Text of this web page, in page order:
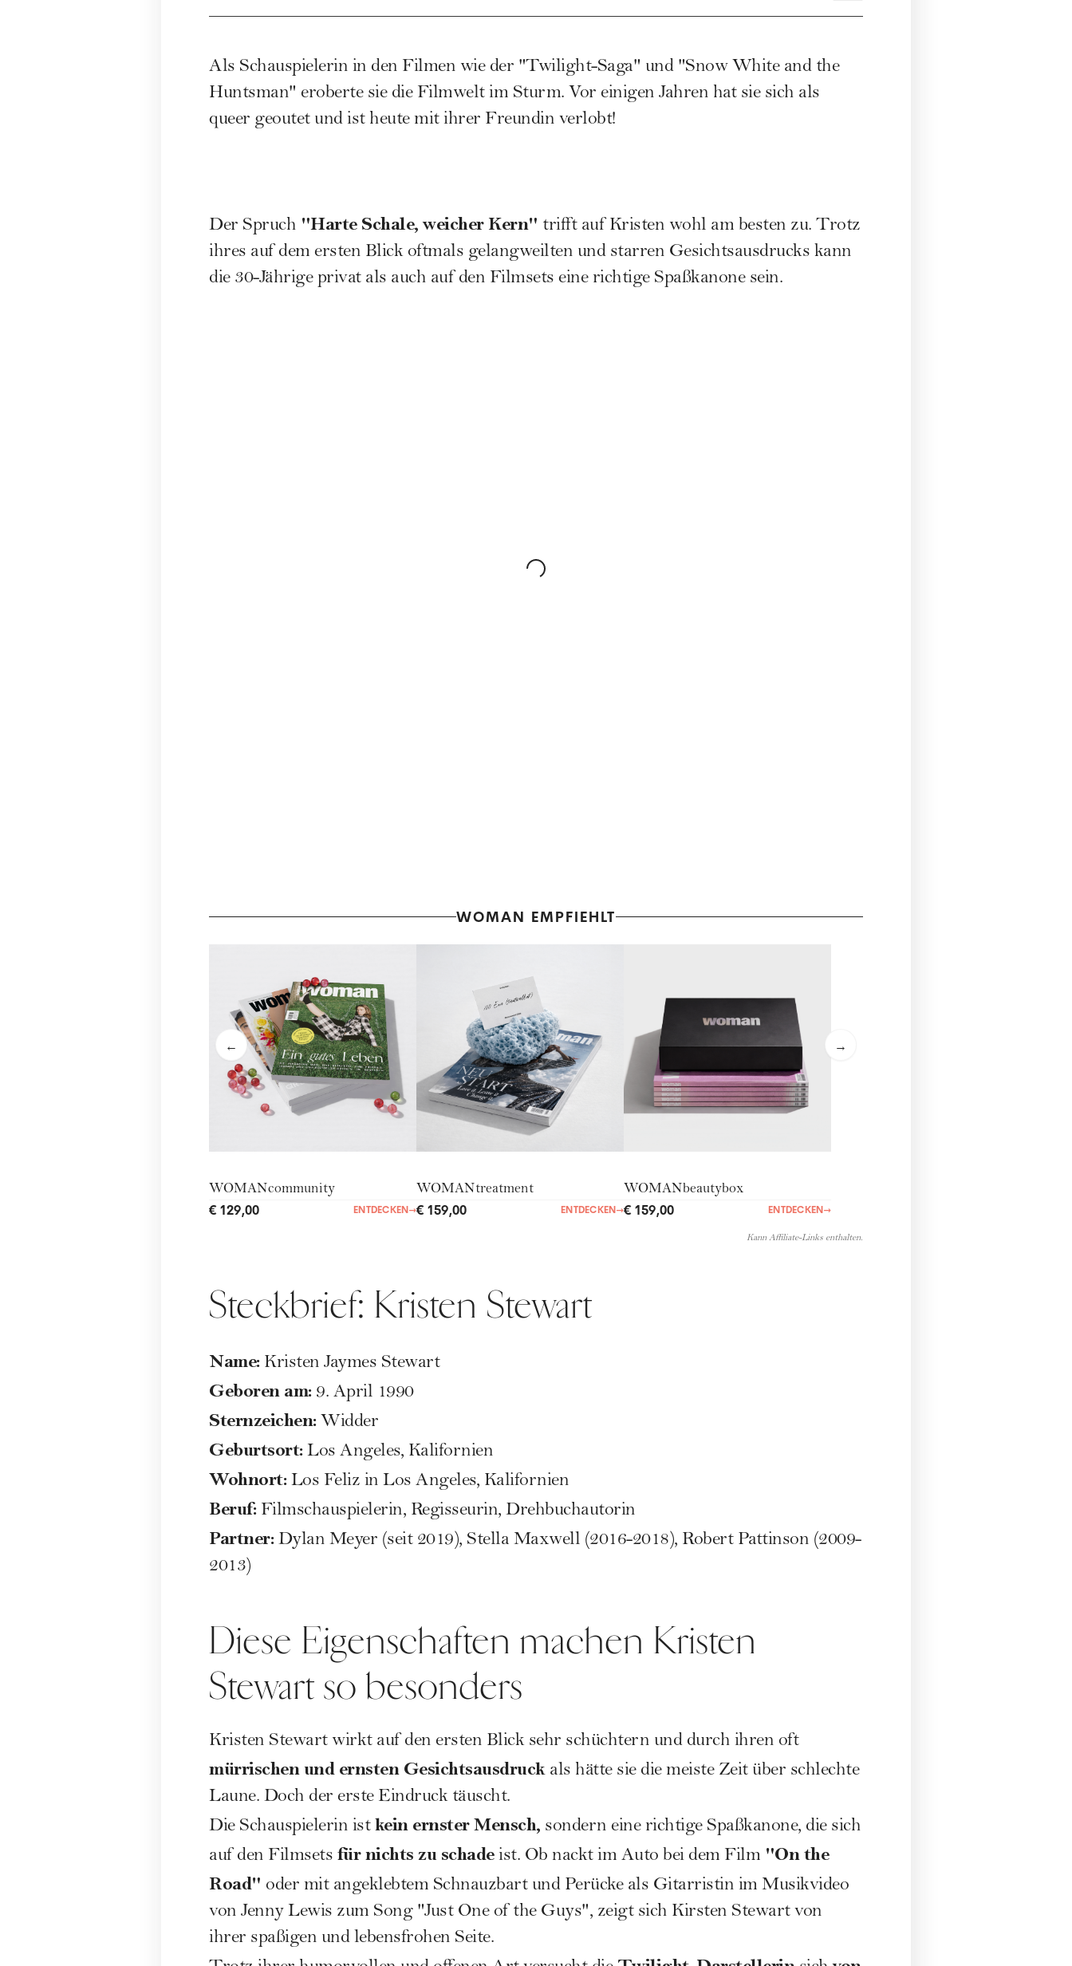
Als Schauspielerin in den Filmen wie der "Twilight-Saga" und "Snow White and the
Huntsman" eroberte sie die Filmwelt im Sturm. Vor einigen Jahren hat sie sich als
queer geoutet und ist heute mit ihrer Freundin verlobt!
Der Spruch "Harte Schale, weicher Kern" trifft auf Kristen wohl am besten zu. Trotz
ihres auf dem ersten Blick oftmals gelangweilten und starren Gesichtsausdrucks kann
die 30-Jährige privat als auch auf den Filmsets eine richtige Spaßkanone sein.
WOMAN EMPFIEHLT
← →
WOMANcommunity
€ 129,00 ENTDECKEN→
WOMANtreatment
€ 159,00 ENTDECKEN→
WOMANbeautybox
€ 159,00 ENTDECKEN→
Kann Affiliate-Links enthalten.
Steckbrief: Kristen Stewart
Name:Kristen Jaymes Stewart
Geboren am:9. April 1990
Sternzeichen: Widder
Geburtsort:Los Angeles, Kalifornien
Wohnort: Los Feliz in Los Angeles, Kalifornien
Beruf:Filmschauspielerin, Regisseurin, Drehbuchautorin
Partner:Dylan Meyer (seit 2019), Stella Maxwell (2016-2018), Robert Pattinson (2009-
2013)
Diese Eigenschaften machen Kristen
Stewart so besonders
Kristen Stewart wirkt auf den ersten Blick sehr schüchtern und durch ihren oft
mürrischen und ernsten Gesichtsausdruckals hätte sie die meiste Zeit über schlechte
Laune. Doch der erste Eindruck täuscht.
Die Schauspielerin ist kein ernster Mensch, sondern eine richtige Spaßkanone, die sich
auf den Filmsets für nichts zu schadeist. Ob nackt im Auto bei dem Film "On the
Road" oder mit angeklebtem Schnauzbart und Perücke als Gitarristin im Musikvideo
von Jenny Lewis zum Song "Just One of the Guys", zeigt sich Kirsten Stewart von
ihrer spaßigen und lebensfrohen Seite.